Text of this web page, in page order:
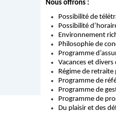
Nous offrons :
Possibilité de
Possibilité
Environnement
Philosophie de
Programme
Vacances et
Régime de
Programme de
Programme de
Programme de
Du plaisir et des